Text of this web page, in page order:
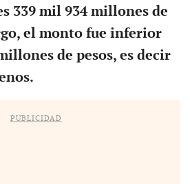
339 mil 934 millones de
el monto fue inferior
de pesos, es decir
PUBLICIDAD